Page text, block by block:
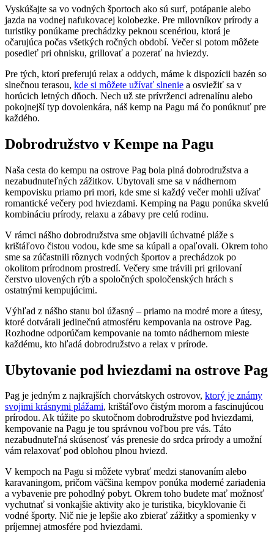
Vyskúšajte sa vo vodných športoch ako sú surf, potápanie alebo
jazda na vodnej nafukovacej kolobezke. Pre milovníkov prírody a
turistiky ponúkame prechádzky peknou scenériou, ktorá je
očarujúca počas všetkých ročných období. Večer si potom môžete
posedieť pri ohnisku, grillovať a pozerať na hviezdy.
Pre tých, ktorí preferujú relax a oddych, máme k dispozícii bazén so
slnečnou terasou, kde si môžete užívať slnenie a osviežiť sa v
horúcich letných dňoch. Nech už ste prívrženci adrenalínu alebo
pokojnejší typ dovolenkára, náš kemp na Pagu má čo ponúknuť pre
každého.
Dobrodružstvo v Kempe na Pagu
Naša cesta do kempu na ostrove Pag bola plná dobrodružstva a
nezabudnuteľných zážitkov. Ubytovali sme sa v nádhernom
kempovisku priamo pri mori, kde sme si každý večer mohli užívať
romantické večery pod hviezdami. Kemping na Pagu ponúka skvelú
kombináciu prírody, relaxu a zábavy pre celú rodinu.
V rámci nášho dobrodružstva sme objavili úchvatné pláže s
krištáľovo čistou vodou, kde sme sa kúpali a opaľovali. Okrem toho
sme sa zúčastnili rôznych vodných športov a prechádzok po
okolitom prírodnom prostredí. Večery sme trávili pri grilovaní
čerstvo ulovených rýb a spoločných spoločenských hrách s
ostatnými kempujúcimi.
Výhľad z nášho stanu bol úžasný – priamo na modré more a útesy,
ktoré dotvárali jedinečnú atmosféru kempovania na ostrove Pag.
Rozhodne odporúčam kempovanie na tomto nádhernom mieste
každému, kto hľadá dobrodružstvo a relax v prírode.
Ubytovanie pod hviezdami na ostrove Pag
Pag je jedným z najkrajších chorvátskych ostrovov, ktorý je známy
svojimi krásnymi plážami, krištáľovo čistým morom a fascinujúcou
prírodou. Ak túžite po skutočnom dobrodružstve pod hviezdami,
kempovanie na Pagu je tou správnou voľbou pre vás. Táto
nezabudnuteľná skúsenosť vás prenesie do srdca prírody a umožní
vám relaxovať pod oblohou plnou hviezd.
V kempoch na Pagu si môžete vybrať medzi stanovaním alebo
karavaningom, pričom väčšina kempov ponúka moderné zariadenia
a vybavenie pre pohodlný pobyt. Okrem toho budete mať možnosť
vychutnať si vonkajšie aktivity ako je turistika, bicyklovanie či
vodné športy. Nič nie je lepšie ako zbierať zážitky a spomienky v
príjemnej atmosfére pod hviezdami.